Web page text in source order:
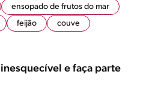
ensopado de frutos do mar
feijão
couve
e faça parte